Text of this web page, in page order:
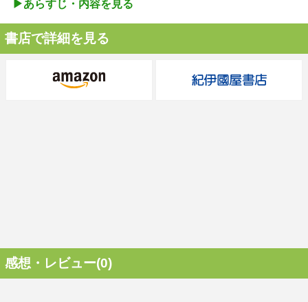
▶︎あらすじ・内容を見る
書店で詳細を見る
感想・レビュー(0)